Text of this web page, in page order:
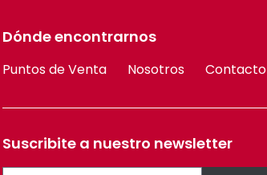
Dónde encontrarnos
Puntos de Venta Nosotros Contacto
Suscribite a nuestro newsletter